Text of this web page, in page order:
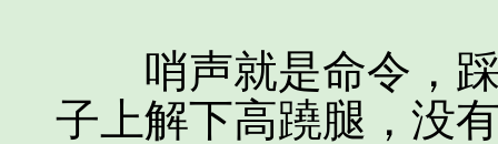
哨声就是命令，踩
子上解下高蹺腿，没